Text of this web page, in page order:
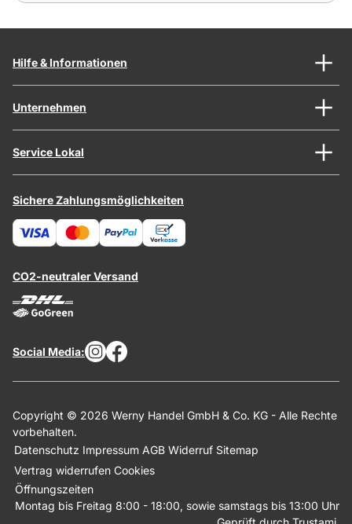
Hilfe & Informationen
Unternehmen
Service Lokal
Sichere Zahlungsmöglichkeiten
CO2-neutraler Versand
Social Media:
Copyright © 2026 Werny Handel GmbH & Co. KG - Alle Rechte
vorbehalten.
Datenschutz Impressum AGB Widerruf Sitemap
Vertrag widerrufen Cookies
Öffnungszeiten
Montag bis Freitag 8:00 - 18:00, sowie samstags bis 13:00 Uhr